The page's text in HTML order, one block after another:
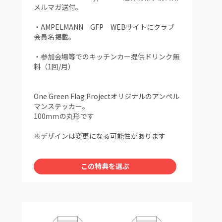
メルマガ送付。
・AMPELMANN GFP WEBサイトにクラブ
会員名掲載。
・参加会場等でのキッチンカー提供ドリンク無
料（1回/月）
One Green Flag Projectオリジナルのアンペル
マンステッカー。
100ｍｍの丸形です
※デザインは変更になる可能性があります
この特典を選ぶ